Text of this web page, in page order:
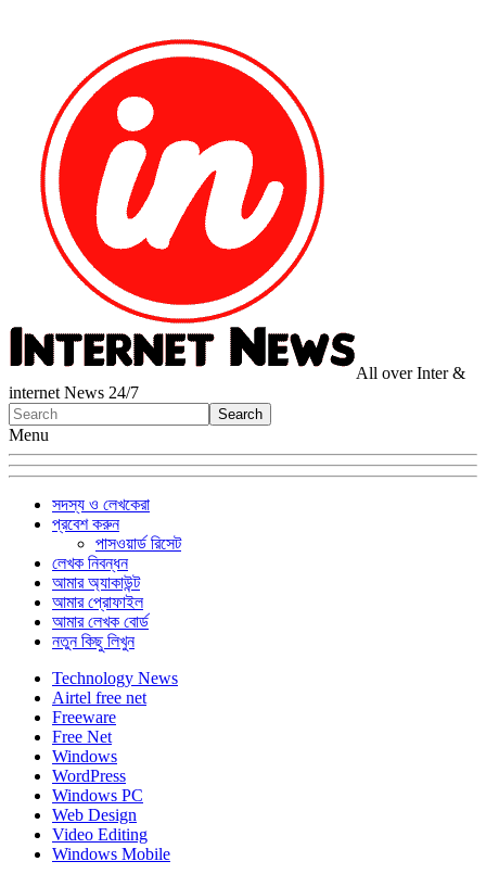
All over Inter &
internet News 24/7
Menu
সদস্য ও লেখকেরা
প্রবেশ করুন
পাসওয়ার্ড রিসেট
লেখক নিবন্ধন
আমার অ্যাকাউন্ট
আমার প্রোফাইল
আমার লেখক বোর্ড
নতুন কিছু লিখুন
Technology News
Airtel free net
Freeware
Free Net
Windows
WordPress
Windows PC
Web Design
Video Editing
Windows Mobile